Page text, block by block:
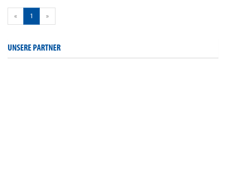
« 1 »
UNSERE PARTNER